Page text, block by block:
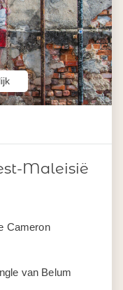
Maleisië
Cameron
van Belum